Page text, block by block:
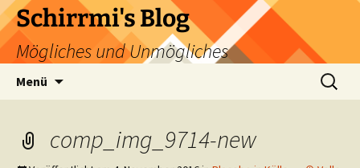
Zum
Inhalt
springen
Schirrmi's Blog
Mögliches und Unmögliches
Menü
Suchen
nach:
comp_img_9714-new